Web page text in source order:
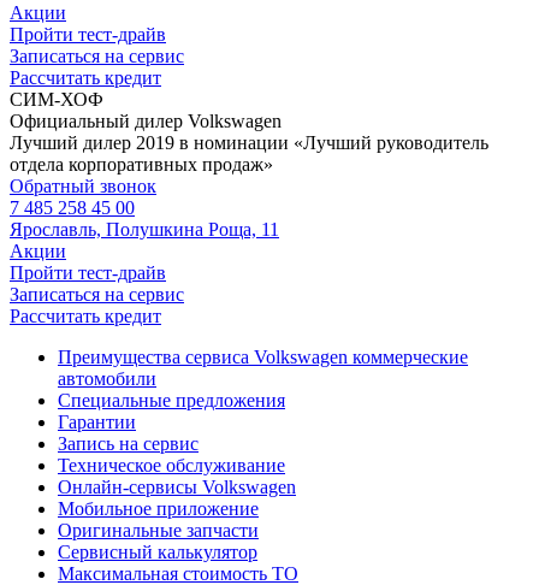
Акции
Пройти тест-драйв
Записаться на сервис
Рассчитать кредит
СИМ-ХОФ
Официальный дилер Volkswagen
Лучший дилер 2019 в номинации «Лучший руководитель
отдела корпоративных продаж»
Обратный звонок
7 485 258 45 00
Ярославль, Полушкина Роща, 11
Акции
Пройти тест-драйв
Записаться на сервис
Рассчитать кредит
Преимущества сервиса Volkswagen коммерческие
автомобили
Специальные предложения
Гарантии
Запись на сервис
Техническое обслуживание
Онлайн-сервисы Volkswagen
Мобильное приложение
Оригинальные запчасти
Сервисный калькулятор
Максимальная стоимость ТО